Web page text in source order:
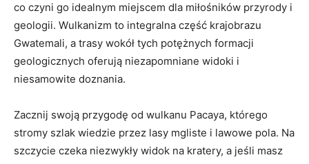
co czyni go idealnym miejscem dla miłośników przyrody i
⁤geologii. Wulkanizm to integralna⁢ część krajobrazu
Gwatemali, a trasy wokół tych potężnych ‍formacji‍
geologicznych⁣ oferują niezapomniane widoki i
niesamowite⁤ doznania.
Zacznij swoją ​przygodę ⁢od wulkanu Pacaya, którego ​
stromy szlak wiedzie przez lasy mgliste i lawowe pola. Na⁤
szczycie​ czeka niezwykły ‍widok na​ kratery, a jeśli masz⁤